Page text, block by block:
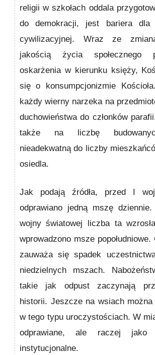
religii w szkołach oddala
do demokracji, jest bariera dla
cywilizacyjnej. Wraz ze
jakością życia społecznego
oskarżenia w kierunku księży,
się o konsumpcjonizmie
każdy wierny narzeka na
duchowieństwa do członków
także na liczbę
nieadekwatną do liczby
osiedla.
Jak podają źródła, przed I
odprawiano jedną mszę
wojny światowej liczba ta
wprowadzono msze
zauważa się spadek
niedzielnych mszach.
takie jak odpust zaczynają
historii. Jeszcze na wsiach
w tego typu uroczystościach. W
odprawiane, ale raczej jako
instytucjonalne.